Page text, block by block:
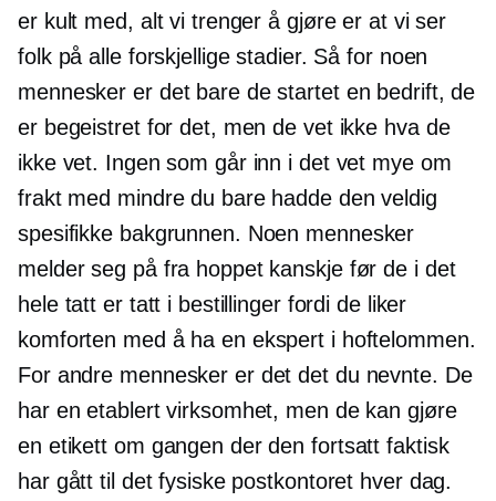
er kult med, alt vi trenger å gjøre er at vi ser
folk på alle forskjellige stadier. Så for noen
mennesker er det bare de startet en bedrift, de
er begeistret for det, men de vet ikke hva de
ikke vet. Ingen som går inn i det vet mye om
frakt med mindre du bare hadde den veldig
spesifikke bakgrunnen. Noen mennesker
melder seg på fra hoppet kanskje før de i det
hele tatt er tatt i bestillinger fordi de liker
komforten med å ha en ekspert i hoftelommen.
For andre mennesker er det det du nevnte. De
har en etablert virksomhet, men de kan gjøre
en etikett om gangen der den fortsatt faktisk
har gått til det fysiske postkontoret hver dag.